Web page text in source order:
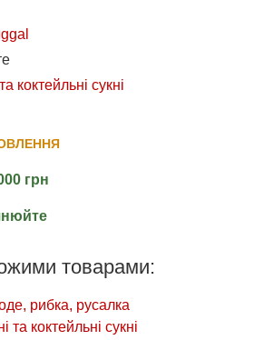
коктейльні сукні
грн
товарами:
рибка, русалка
та коктейльні сукні